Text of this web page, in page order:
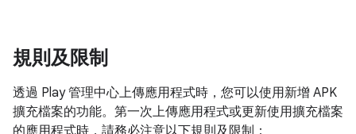
規則及限制
透過 Play 管理中心上傳應用程式時，您可以使用新增 APK
擴充檔案的功能。第一次上傳應用程式或更新使用擴充檔案
的應用程式時，請務必注意以下規則及限制：